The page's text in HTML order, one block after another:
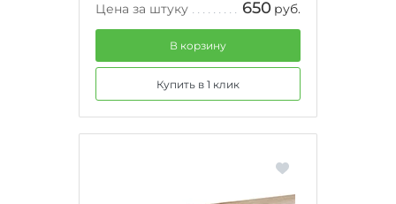
Цена за штуку 650 руб.
В корзину
Купить в 1 клик